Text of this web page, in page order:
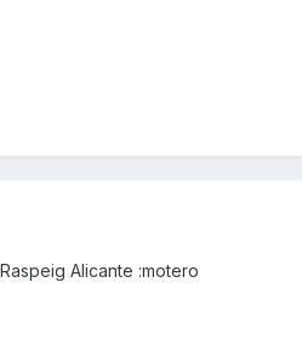
Alicante :motero